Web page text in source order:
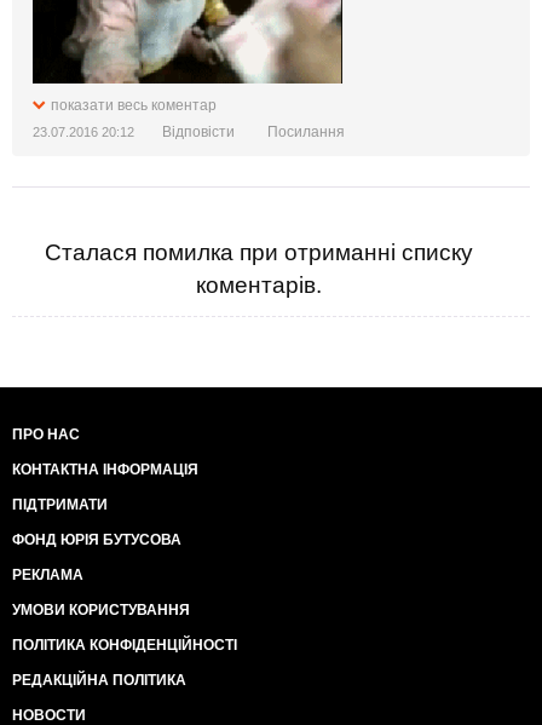
показати весь коментар
23.07.2016 20:12 Відповісти Посилання
Сталася помилка при отриманні списку
коментарів.
ПРО НАС
КОНТАКТНА ІНФОРМАЦІЯ
ПІДТРИМАТИ
ФОНД ЮРІЯ БУТУСОВА
РЕКЛАМА
УМОВИ КОРИСТУВАННЯ
ПОЛІТИКА КОНФІДЕНЦІЙНОСТІ
РЕДАКЦІЙНА ПОЛІТИКА
НОВОСТИ